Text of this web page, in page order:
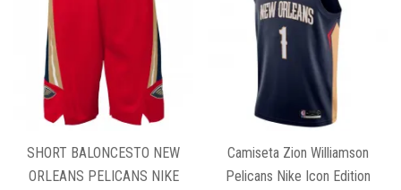
SHORT BALONCESTO NEW
ORLEANS PELICANS NIKE
Camiseta Zion Williamson
Pelicans Nike Icon Edition